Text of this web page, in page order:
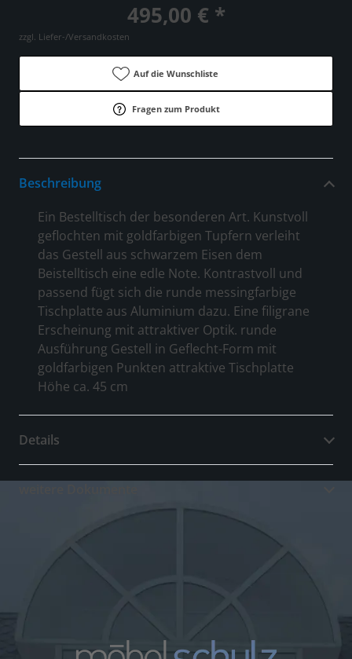
495,00 € *
zzgl. Liefer-/Versandkosten
Auf die Wunschliste
Fragen zum Produkt
Beschreibung
Ein Bestelltisch der besonderen Art. Kunstvoll
geflochten mit goldfarbigen Tupfern verleiht
das Gestell aus schwarzem Eisen dem
Beistelltisch eine edle Note. Kontrastvoll und
passend fügt sich die runde messingfarbige
Tischplatte aus Aluminium dazu. Eine filigrane
Erscheinung mit attraktiver Optik. runde
Ausführung Gestell in Geflecht-Form mit
goldfarbigen Punkten attraktive Tischplatte
Höhe ca. 45 cm
Details